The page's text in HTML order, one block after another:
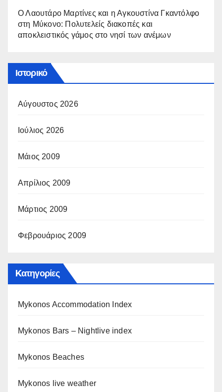
Ο Λαουτάρο Μαρτίνες και η Αγκουστίνα Γκαντόλφο
στη Μύκονο: Πολυτελείς διακοπές και
αποκλειστικός γάμος στο νησί των ανέμων
Ιστορικό
Αύγουστος 2026
Ιούλιος 2026
Μάιος 2009
Απρίλιος 2009
Μάρτιος 2009
Φεβρουάριος 2009
Kατηγορίες
Mykonos Accommodation Index
Mykonos Bars – Nightlive index
Mykonos Beaches
Mykonos live weather